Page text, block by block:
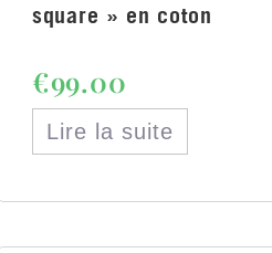
square » en coton
€99.00
Lire la suite